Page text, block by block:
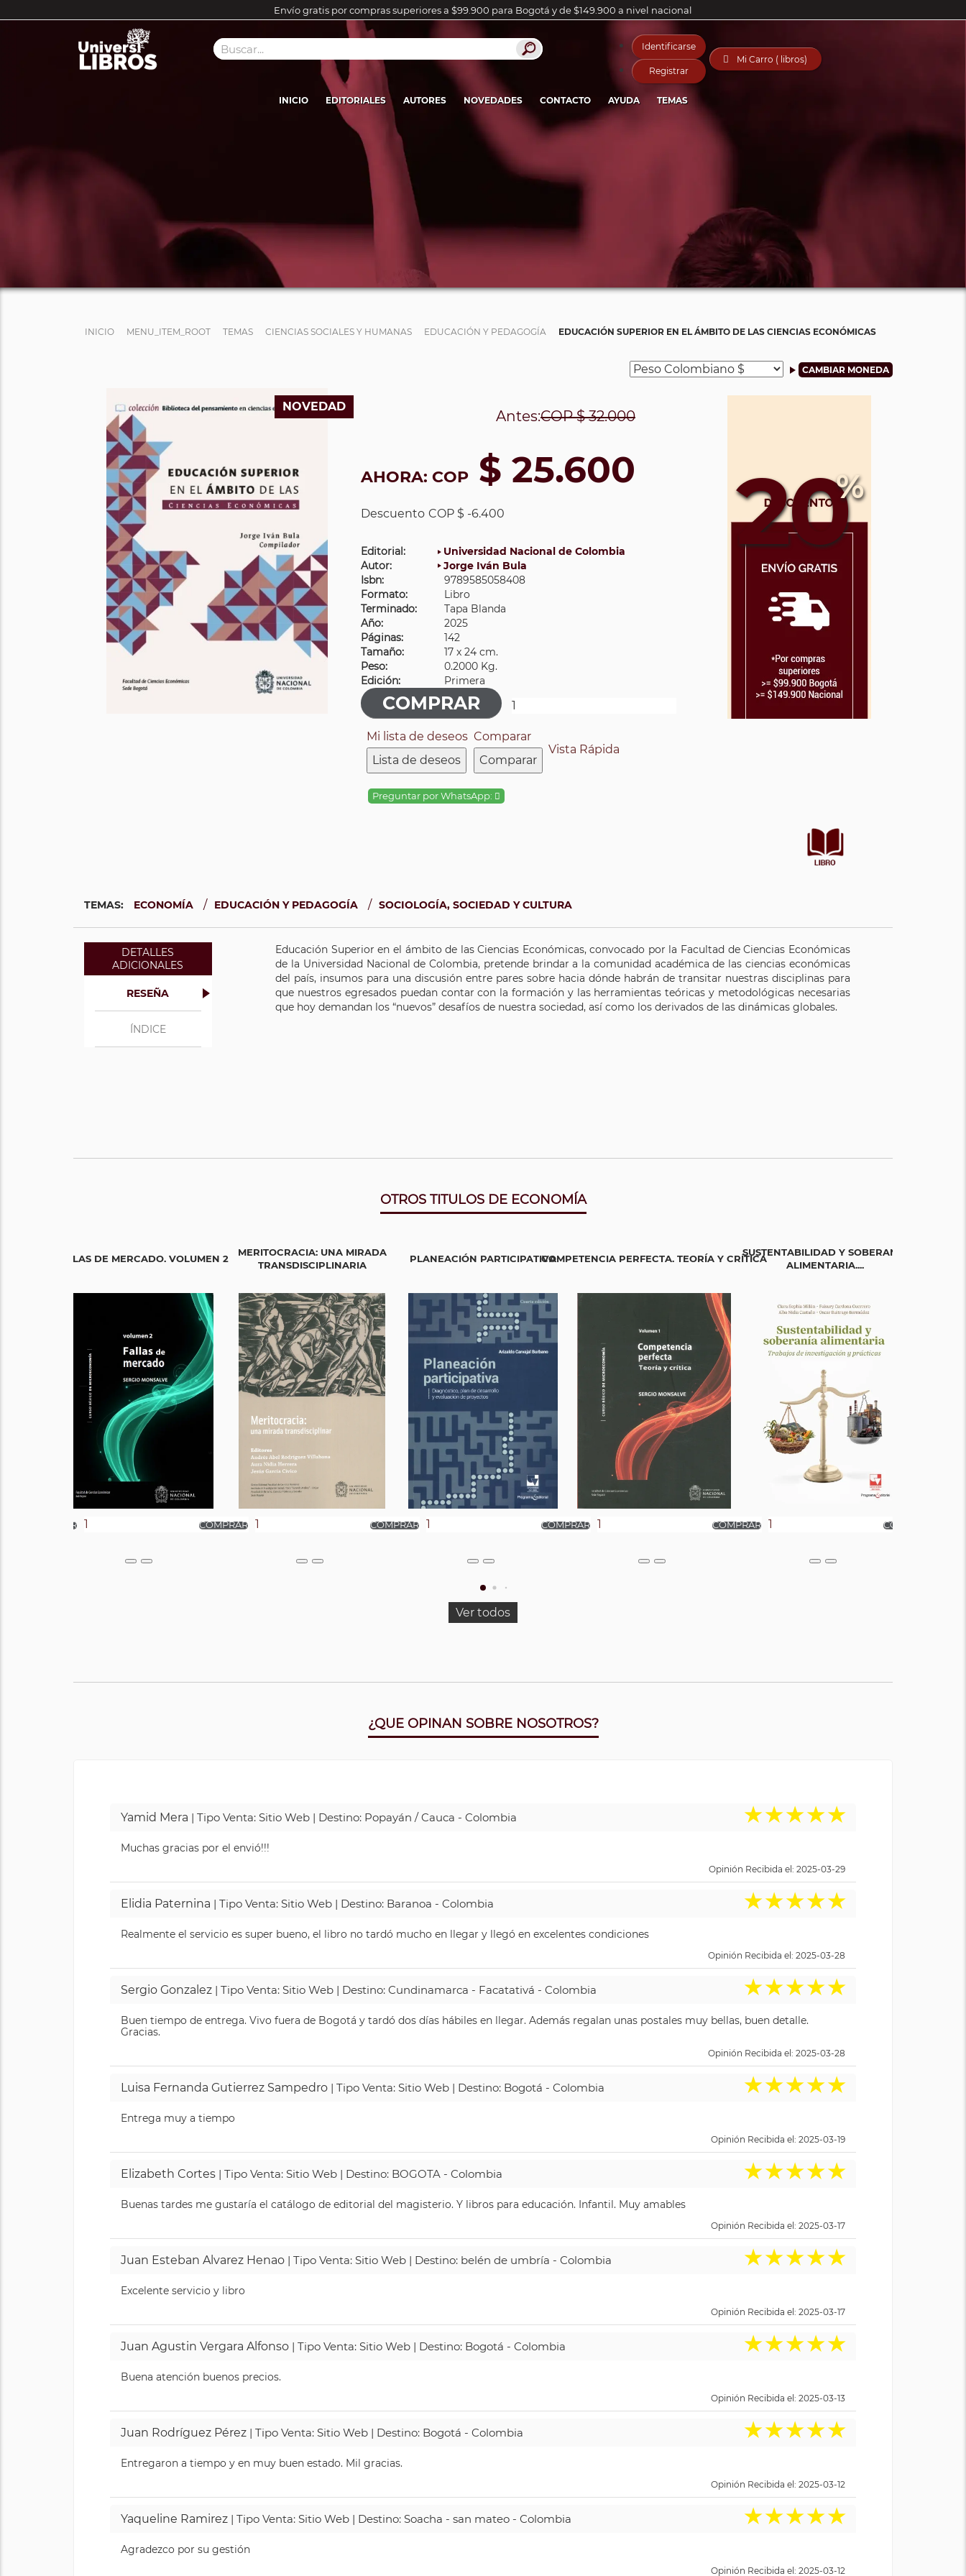
Envío gratis por compras superiores a $99.900 para Bogotá y de $149.900 a nivel nacional
Identificarse
Registrar
 Mi Carro ( libros)
INICIO EDITORIALES AUTORES NOVEDADES CONTACTO AYUDA TEMAS
INICIO MENU_ITEM_ROOT TEMAS CIENCIAS SOCIALES Y HUMANAS EDUCACIÓN Y PEDAGOGÍA EDUCACIÓN SUPERIOR EN EL ÁMBITO DE LAS CIENCIAS ECONÓMICAS
NOVEDAD
20%
Antes:COP$ 32.000
AHORA: COP $ 25.600
Descuento COP $ -6.400
Editorial:
Universidad Nacional de Colombia
Autor:
Jorge Iván Bula
Isbn:
9789585058408
Formato:
Libro
Terminado:
Tapa Blanda
Año:
2025
Páginas:
142
Tamaño:
17 x 24 cm.
Peso:
0.2000 Kg.
Edición:
Primera
Mi lista de deseos
Lista de deseos
Comparar
Comparar
Vista Rápida
Preguntar por WhatsApp:
TEMAS: ECONOMÍA / EDUCACIÓN Y PEDAGOGÍA / SOCIOLOGÍA, SOCIEDAD Y CULTURA
DETALLES
ADICIONALES
RESEÑA
ÍNDICE
Educación Superior en el ámbito de las Ciencias Económicas, convocado por la Facultad de Ciencias Económicas
de la Universidad Nacional de Colombia, pretende brindar a la comunidad académica de las ciencias económicas
del país, insumos para una discusión entre pares sobre hacia dónde habrán de transitar nuestras disciplinas para
que nuestros egresados puedan contar con la formación y las herramientas teóricas y metodológicas necesarias
que hoy demandan los “nuevos” desafíos de nuestra sociedad, así como los derivados de las dinámicas globales.
OTROS TITULOS DE ECONOMÍA
FALLAS DE MERCADO. VOLUMEN 2
MERITOCRACIA: UNA MIRADA
TRANSDISCIPLINARIA
PLANEACIÓN PARTICIPATIVACOMPETENCIA PERFECTA. TEORÍA Y CRÍTICA
SUSTENTABILIDAD Y SOBERANÍA
ALIMENTARIA....
Ver todos
¿QUE OPINAN SOBRE NOSOTROS?
Yamid Mera | Tipo Venta: Sitio Web | Destino: Popayán / Cauca - Colombia ★★★★★
Muchas gracias por el envió!!!
Opinión Recibida el: 2025-03-29
Elidia Paternina | Tipo Venta: Sitio Web | Destino: Baranoa - Colombia ★★★★★
Realmente el servicio es super bueno, el libro no tardó mucho en llegar y llegó en excelentes condiciones
Opinión Recibida el: 2025-03-28
Sergio Gonzalez | Tipo Venta: Sitio Web | Destino: Cundinamarca - Facatativá - Colombia ★★★★★
Buen tiempo de entrega. Vivo fuera de Bogotá y tardó dos días hábiles en llegar. Además regalan unas postales muy bellas, buen detalle.
Gracias.
Opinión Recibida el: 2025-03-28
Luisa Fernanda Gutierrez Sampedro | Tipo Venta: Sitio Web | Destino: Bogotá - Colombia ★★★★★
Entrega muy a tiempo
Opinión Recibida el: 2025-03-19
Elizabeth Cortes | Tipo Venta: Sitio Web | Destino: BOGOTA - Colombia ★★★★★
Buenas tardes me gustaría el catálogo de editorial del magisterio. Y libros para educación. Infantil. Muy amables
Opinión Recibida el: 2025-03-17
Juan Esteban Alvarez Henao | Tipo Venta: Sitio Web | Destino: belén de umbría - Colombia ★★★★★
Excelente servicio y libro
Opinión Recibida el: 2025-03-17
Juan Agustin Vergara Alfonso | Tipo Venta: Sitio Web | Destino: Bogotá - Colombia ★★★★★
Buena atención buenos precios.
Opinión Recibida el: 2025-03-13
Juan Rodríguez Pérez | Tipo Venta: Sitio Web | Destino: Bogotá - Colombia ★★★★★
Entregaron a tiempo y en muy buen estado. Mil gracias.
Opinión Recibida el: 2025-03-12
Yaqueline Ramirez | Tipo Venta: Sitio Web | Destino: Soacha - san mateo - Colombia ★★★★★
Agradezco por su gestión
Opinión Recibida el: 2025-03-12